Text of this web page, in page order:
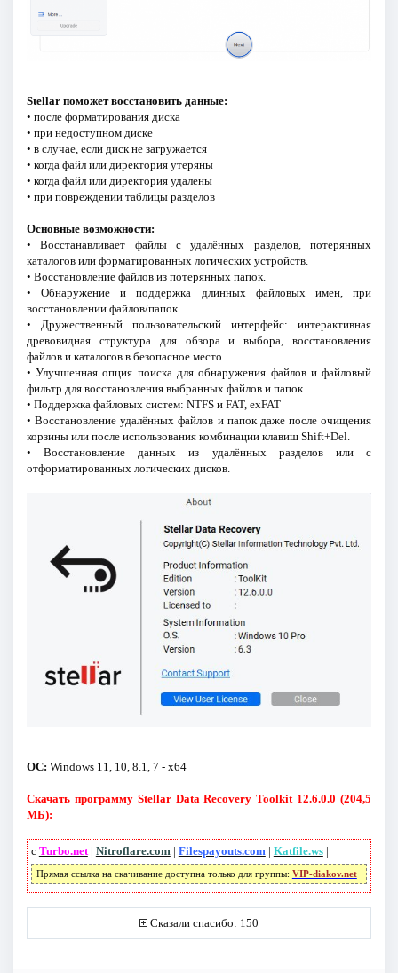
Stellar поможет восстановить данные:
• после форматирования диска
• при недоступном диске
• в случае, если диск не загружается
• когда файл или директория утеряны
• когда файл или директория удалены
• при повреждении таблицы разделов
Основные возможности:
• Восстанавливает файлы с удалённых разделов, потерянных
каталогов или форматированных логических устройств.
• Восстановление файлов из потерянных папок.
• Обнаружение и поддержка длинных файловых имен, при
восстановлении файлов/папок.
• Дружественный пользовательский интерфейс: интерактивная
древовидная структура для обзора и выбора, восстановления
файлов и каталогов в безопасное место.
• Улучшенная опция поиска для обнаружения файлов и файловый
фильтр для восстановления выбранных файлов и папок.
• Поддержка файловых систем: NTFS и FAT, exFAT
• Восстановление удалённых файлов и папок даже после очищения
корзины или после использования комбинации клавиш Shift+Del.
• Восстановление данных из удалённых разделов или с
отформатированных логических дисков.
ОС: Windows 11, 10, 8.1, 7 - x64
Скачать программу Stellar Data Recovery Toolkit 12.6.0.0 (204,5
МБ):
с Turbo.net| Nitroflare.com| Filespayouts.com| Katfile.ws|
Прямая ссылка на скачивание доступна только для группы: VIP-diakov.net
Сказали спасибо: 150